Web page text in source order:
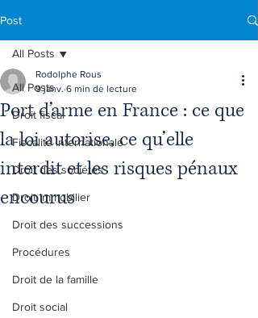
Post
All Posts
Droit fiscal
Fiscalité internationale
Droit des sociétés
Droit immobilier
Droit des successions
Procédures
Droit de la famille
Droit social
All Posts
Port d’arme en France : ce que
la loi autorise, ce qu’elle
interdit et les risques pénaux
encourus
Rodolphe Rous
9 janv. 6 min de lecture